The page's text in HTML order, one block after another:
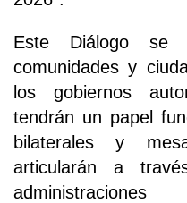
Este Diálogo
comunidades y
los gobiernos
tendrán un papel
bilaterales y
articularán a